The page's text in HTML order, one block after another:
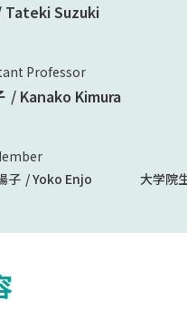
Tateki Suzuki
Professor
Kanako Kimura
子 Yoko Enjo 大学院